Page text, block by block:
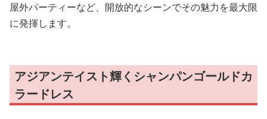
屋外パーティーなど、開放的なシーンでその魅力を最大限
に発揮します。
アジアンテイスト輝くシャンパンゴールドカ
ラードレス